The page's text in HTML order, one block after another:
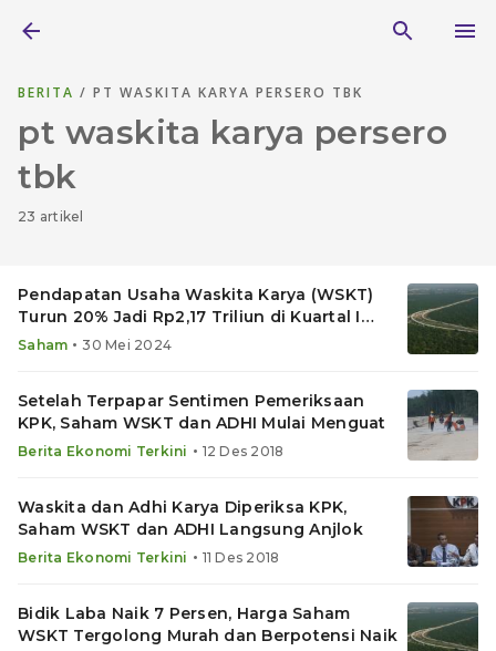
BERITA / PT WASKITA KARYA PERSERO TBK
pt waskita karya persero
tbk
23 artikel
Pendapatan Usaha Waskita Karya (WSKT)
Turun 20% Jadi Rp2,17 Triliun di Kuartal I
2024
Saham • 30 Mei 2024
Setelah Terpapar Sentimen Pemeriksaan
KPK, Saham WSKT dan ADHI Mulai Menguat
Berita Ekonomi Terkini • 12 Des 2018
Waskita dan Adhi Karya Diperiksa KPK,
Saham WSKT dan ADHI Langsung Anjlok
Berita Ekonomi Terkini • 11 Des 2018
Bidik Laba Naik 7 Persen, Harga Saham
WSKT Tergolong Murah dan Berpotensi Naik